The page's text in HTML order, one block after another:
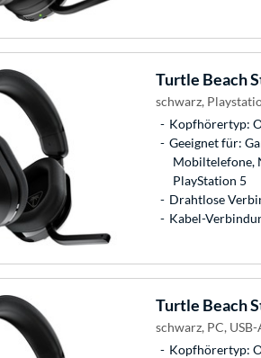
Turtle Beach
schwarz,
Kopfhörertyp:
Geeignet für:
Mobiltelefone,
PlayStation 5
Drahtlose
Kabel-
Turtle Beach
schwarz, PC,
Kopfhörertyp: